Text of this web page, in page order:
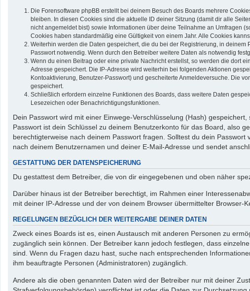
Die Forensoftware phpBB erstellt bei deinem Besuch des Boards mehrere
bleiben. In diesen Cookies sind die aktuelle ID deiner Sitzung (damit dir alle
nicht angemeldet bist) sowie Informationen über deine Teilnahme an Umfragen
Cookies haben standardmäßig eine Gültigkeit von einem Jahr. Alle Cookies
Weiterhin werden die Daten gespeichert, die du bei der Registrierung, in
Passwort notwendig. Wenn durch den Betreiber weitere Daten als notwendig
Wenn du einen Beitrag oder eine private Nachricht erstellst, so werden die dort
Adresse gespeichert. Die IP-Adresse wird weiterhin bei folgenden Aktionen
Kontoaktivierung, Benutzer-Passwort) und gescheiterte Anmeldeversuche. Die
gespeichert.
Schließlich erfordern einzelne Funktionen des Boards, dass weitere Daten
Lesezeichen oder Benachrichtigungsfunktionen.
Dein Passwort wird mit einer Einwege-Verschlüsselung (Hash)
Passwort ist dein Schlüssel zu deinem Benutzerkonto für das Board, also
berechtigterweise nach deinem Passwort fragen. Solltest du dein
nach deinem Benutzernamen und deiner E-Mail-Adresse und sendet
GESTATTUNG DER DATENSPEICHERUNG
Du gestattest dem Betreiber, die von dir eingegebenen und oben näher
Darüber hinaus ist der Betreiber berechtigt, im Rahmen einer
mit deiner IP-Adresse und der von deinem Browser übermittelter
REGELUNGEN BEZÜGLICH DER WEITERGABE DEINER DATEN
Zweck eines Boards ist es, einen Austausch mit anderen Personen zu
zugänglich sein können. Der Betreiber kann jedoch festlegen, dass
sind. Wenn du Fragen dazu hast, suche nach entsprechenden
ihm beauftragte Personen (Administratoren) zugänglich.
Andere als die oben genannten Daten wird der Betreiber nur mit deiner